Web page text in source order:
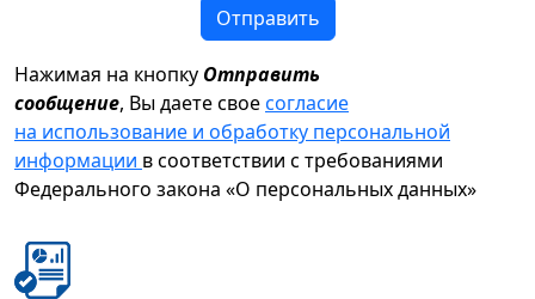
Отправить
Нажимая на кнопку Отправить
сообщение, Вы даете своесогласие
на использование и обработку персональной
информации в соответствии с требованиями
Федерального закона «О персональных данных»